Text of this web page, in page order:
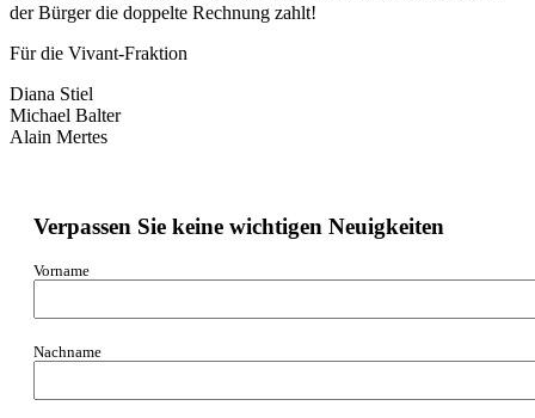
der Bürger die doppelte Rechnung zahlt!
Für die Vivant-Fraktion
Diana Stiel
Michael Balter
Alain Mertes
Verpassen Sie keine wichtigen Neuigkeiten
Vorname
Nachname